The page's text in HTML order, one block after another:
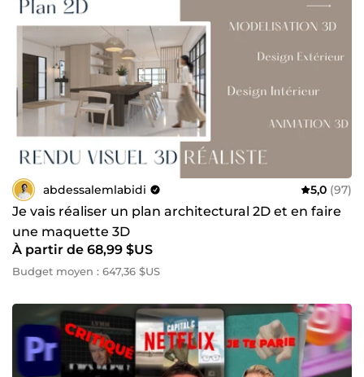
abdessalemlabidi 5,0 (97)
Je vais réaliser un plan architectural 2D et en faire
une maquette 3D
À partir de 68,99 $US
Budget moyen : 647,36 $US